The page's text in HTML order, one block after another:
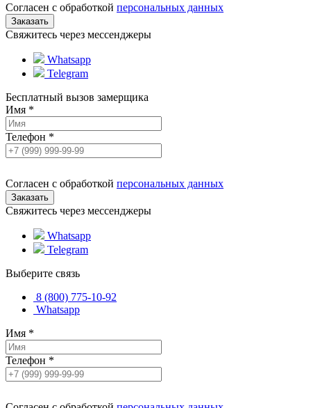
Согласен с обработкой персональных данных
Свяжитесь через мессенджеры
Whatsapp
Telegram
Бесплатный вызов замерщика
Имя *
Телефон *
Согласен с обработкой персональных данных
Свяжитесь через мессенджеры
Whatsapp
Telegram
Выберите связь
8 (800) 775-10-92
Whatsapp
Имя *
Телефон *